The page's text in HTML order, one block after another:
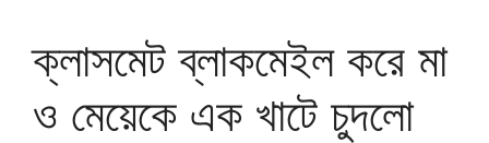
ক্লাসমেট ব্লাকমেইল করে মা
ও মেয়েকে এক খাটে চুদলো